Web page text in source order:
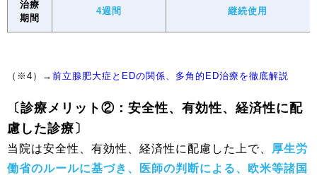
治療
期間
4週間 継続使用
（※4）→ 前立腺肥大症とEDの関係、多角的ED治療を徹底解説
〔診療メリット②：安全性、有効性、経済性に配
慮した診療〕
当院は安全性、有効性、経済性に配慮した上で、 厚生労
働省のルールに基づき、医師の判断による、欧米等諸国